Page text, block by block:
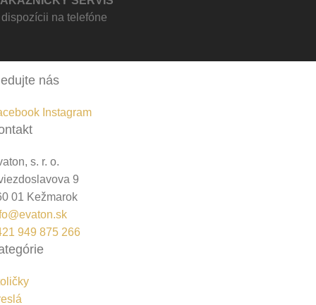
na telefóne
nás
Instagram
s. r. o.
9
01 Kežmarok
949 875 266